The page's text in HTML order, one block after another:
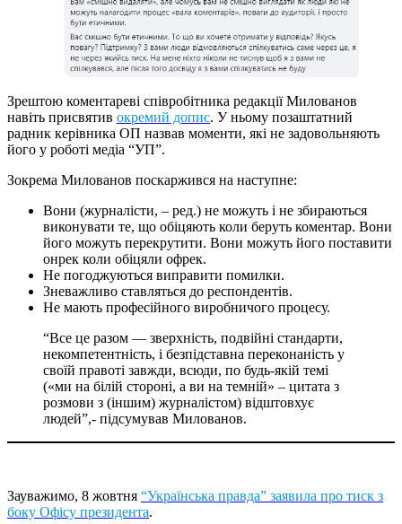
Зрештою коментареві співробітника редакції Милованов
навіть присвятив окремий допис. У ньому позаштатний
радник керівника ОП назвав моменти, які не задовольняють
його у роботі медіа “УП”.
Зокрема Милованов поскаржився на наступне:
Вони (журналісти, – ред.) не можуть і не збираються
виконувати те, що обіцяють коли беруть коментар. Вони
його можуть перекрутити. Вони можуть його поставити
онрек коли обіцяли офрек.
Не погоджуються виправити помилки.
Зневажливо ставляться до респондентів.
Не мають професійного виробничого процесу.
“Все це разом — зверхність, подвійні стандарти,
некомпетентність, і безпідставна переконаність у
своїй правоті завжди, всюди, по будь-якій темі
(«ми на білій стороні, а ви на темній» – цитата з
розмови з (іншим) журналістом) відштовхує
людей”,- підсумував Милованов.
Зауважимо, 8 жовтня “Українська правда” заявила про тиск з
боку Офісу президента.